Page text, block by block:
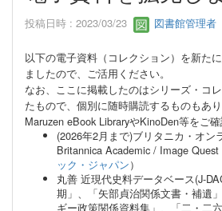
投稿日時 : 2023/03/23 図書館管理者
以下の電子資料（コレクション）を新た
ましたので、ご活用ください。
なお、ここに掲載したのはシリーズ・コ
たもので、個別に随時購読するものもあり
Maruzen eBook LibraryやKinoDen等をご確
(2026年2月まで)ブリタニカ・オン
Britannica Academic / Image Quest
ック・ジャパン）
丸善 近現代史料データベース(J-
期」、「矢部貞治関係文書・補遺
ギー政策関係資料集」、「二・二